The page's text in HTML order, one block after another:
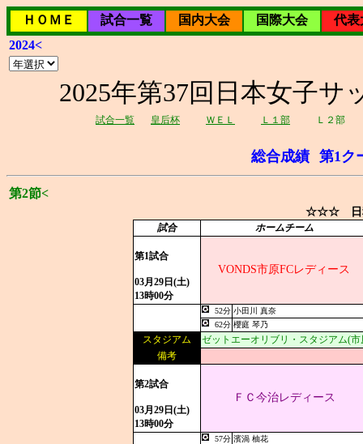
ＨＯＭＥ 試合一覧 国内大会 国際大会
代表
2024<
2025年第37回日本女子サ
試合一覧 皇后杯 ＷＥＬ Ｌ１部 Ｌ２部
総合成績 第1ク
第2節<
☆☆☆ 日
試合 ホームチーム
第1試合
03月29日(土)
13時00分
VONDS市原FCレディース
52分 小田川 真奈
62分 櫻庭 琴乃
スタジアム
ゼットエーオリブリ・スタジアム(
備考
第2試合
03月29日(土)
13時00分
ＦＣ今治レディース
57分 濱渦 柚花